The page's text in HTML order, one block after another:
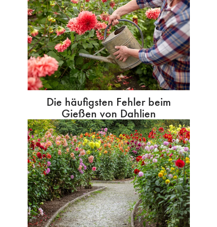
Die häufigsten Fehler beim
Gießen von Dahlien